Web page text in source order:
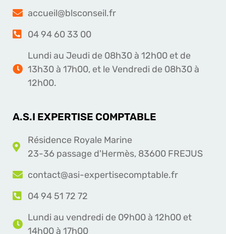
accueil@blsconseil.fr
04 94 60 33 00
Lundi au Jeudi de 08h30 à 12h00 et de
13h30 à 17h00, et le Vendredi de 08h30 à
12h00.
A.S.I EXPERTISE COMPTABLE
Résidence Royale Marine
23-36 passage d'Hermès, 83600 FREJUS
contact@asi-expertisecomptable.fr
04 94 51 72 72
Lundi au vendredi de 09h00 à 12h00 et
14h00 à 17h00